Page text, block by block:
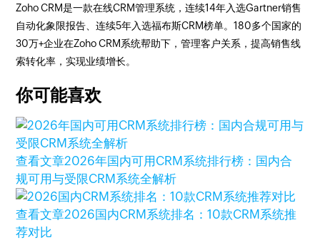
Zoho CRM是一款在线CRM管理系统，连续14年入选Gartner销售
自动化象限报告、连续5年入选福布斯CRM榜单。180多个国家的
30万+企业在Zoho CRM系统帮助下，管理客户关系，提高销售线
索转化率，实现业绩增长。
你可能喜欢
查看文章2026年国内可用CRM系统排行榜：国内合
规可用与受限CRM系统全解析
查看文章2026国内CRM系统排名：10款CRM系统推
荐对比